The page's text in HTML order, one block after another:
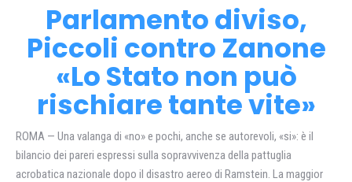
Parlamento diviso,
Piccoli contro Zanone
«Lo Stato non può
rischiare tante vite»
ROMA — Una valanga di «no» e pochi, anche se autorevoli, «si»: è il
bilancio dei pareri espressi sulla sopravvivenza della pattuglia
acrobatica nazionale dopo il disastro aereo di Ramstein. La maggior